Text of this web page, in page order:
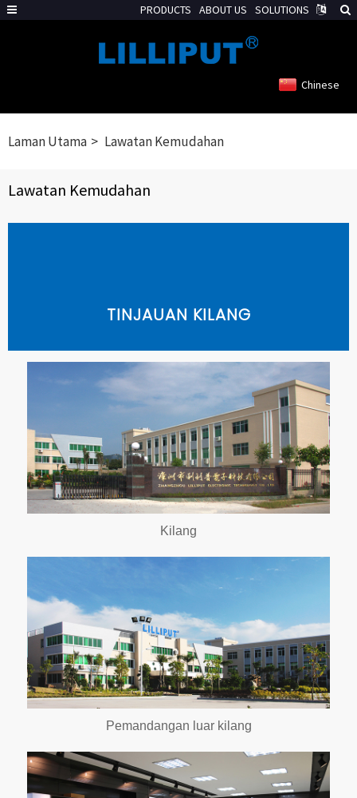
Chinese
Laman Utama Lawatan Kemudahan
Lawatan Kemudahan
TINJAUAN KILANG
Kilang
Pemandangan luar kilang
PRODUCTS ABOUT US SOLUTIONS